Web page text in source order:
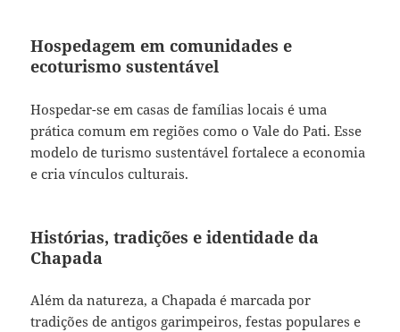
Hospedagem em comunidades e
ecoturismo sustentável
Hospedar-se em casas de famílias locais é uma
prática comum em regiões como o Vale do Pati. Esse
modelo de turismo sustentável fortalece a economia
e cria vínculos culturais.
Histórias, tradições e identidade da
Chapada
Além da natureza, a Chapada é marcada por
tradições de antigos garimpeiros, festas populares e